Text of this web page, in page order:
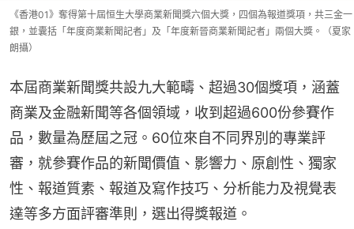
《香港01》奪得第十屆恒生大學商業新聞獎六個大獎，四個為報道獎項，共三金一
銀，並囊括「年度商業新聞記者」及「年度新晉商業新聞記者」兩個大獎。（夏家
朗攝）
本屆商業新聞獎共設九大範疇、超過30個獎項，涵蓋
商業及金融新聞等各個領域，收到超過600份參賽作
品，數量為歷屆之冠。60位來自不同界別的專業評
審，就參賽作品的新聞價值、影響力、原創性、獨家
性、報道質素、報道及寫作技巧、分析能力及視覺表
達等多方面評審準則，選出得獎報道。